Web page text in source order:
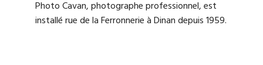
Photo Cavan, photographe professionnel, est
installé rue de la Ferronnerie à Dinan depuis 1959.